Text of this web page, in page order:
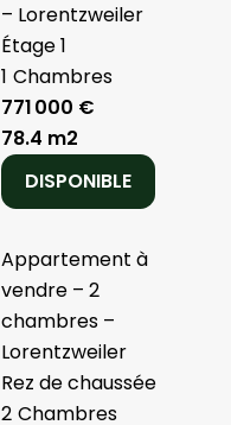
– Lorentzweiler
Étage 1
1 Chambres
771 000 €
78.4 m2
DISPONIBLE
Appartement à
vendre – 2
chambres –
Lorentzweiler
Rez de chaussée
2 Chambres